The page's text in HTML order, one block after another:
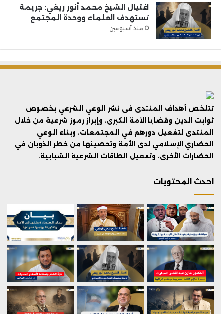
اغتيال الشيخ محمد أنور ريغي: جريمة
تستهدف العلماء ووحدة المجتمع
منذ أسبوعين
تتلخص أهداف المنتدى فى نشر الوعي الشرعي بخصوص
ثوابت الدين وقضايا الأمة الكبرى، وإبراز رموز شرعية من خلال
المنتدى لتفعيل دورهم في المجتمعات، وبناء الوعي
الحضاري الإسلامي لدى الأمة وتحصينها من خطر الذوبان في
الحضارات الأخرى، وتفعيل الطاقات الشرعية الشبابية.
احدث المحتويات